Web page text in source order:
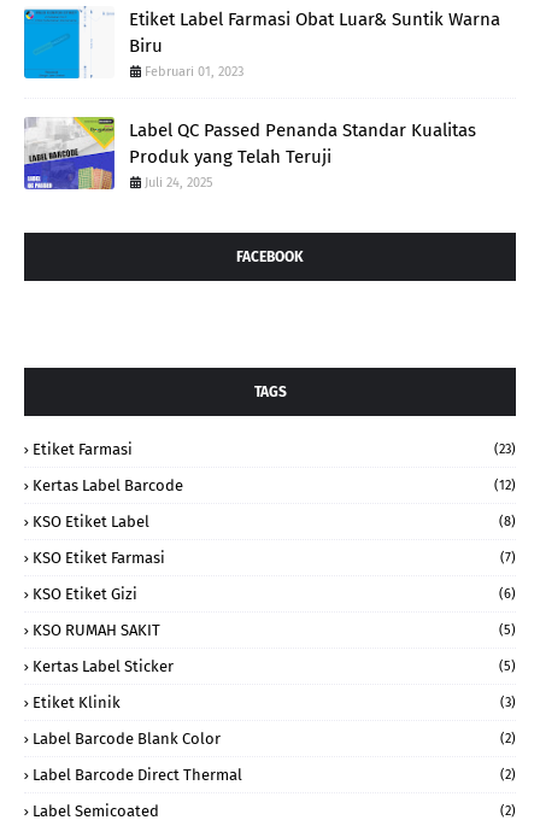
Etiket Label Farmasi Obat Luar& Suntik Warna
Biru
Februari 01, 2023
Label QC Passed Penanda Standar Kualitas
Produk yang Telah Teruji
Juli 24, 2025
FACEBOOK
TAGS
Etiket Farmasi (23)
Kertas Label Barcode (12)
KSO Etiket Label (8)
KSO Etiket Farmasi (7)
KSO Etiket Gizi (6)
KSO RUMAH SAKIT (5)
Kertas Label Sticker (5)
Etiket Klinik (3)
Label Barcode Blank Color (2)
Label Barcode Direct Thermal (2)
Label Semicoated (2)